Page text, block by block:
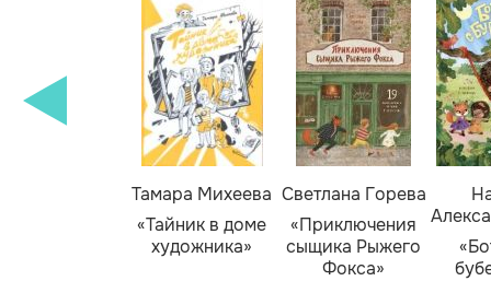
Тамара Михеева
«Тайник в доме
художника»
Светлана Горева
«Приключения
сыщика Рыжего
Фокса»